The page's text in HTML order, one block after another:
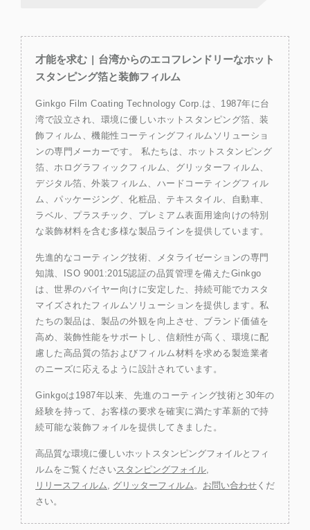
才能を求む | 台湾からのエコフレンドリーなホット
スタンピング箔と装飾フィルム
Ginkgo Film Coating Technology Corp.は、1987年に台
湾で設立され、環境に優しいホットスタンピング箔、装
飾フィルム、機能性コーティングフィルムソリューショ
ンの専門メーカーです。 私たちは、ホットスタンピング
箔、ホログラフィックフィルム、グリッターフィルム、
デジタル箔、外装フィルム、ハードコーティングフィル
ム、パッケージング、化粧品、テキスタイル、自動車、
ラベル、プラスチック、プレミアム表面用途向けの特別
な装飾材料を含む多様な製品ラインを提供しています。
先進的なコーティング技術、メタライゼーションの専門
知識、ISO 9001:2015認証の品質管理を備えたGinkgo
は、世界のバイヤー向けに安定した、持続可能でカスタ
マイズされたフィルムソリューションを提供します。私
たちの製品は、製品の外観を向上させ、ブランド価値を
高め、装飾性能をサポートし、信頼性が高く、環境に配
慮した高品質の箔およびフィルム材料を求める製造業者
のニーズに応えるように設計されています。
Ginkgoは1987年以来、先進のコーティング技術と30年の
経験を持って、お客様の要求を確実に満たす革新的で持
続可能な装飾フォイルを提供してきました。
高品質な環境に優しいホットスタンピングフォイルとフィ
ルムをご覧くださいスタンピングフォイル,
リリースフィルム, グリッターフィルム。 お問い合わせ くだ
さい。